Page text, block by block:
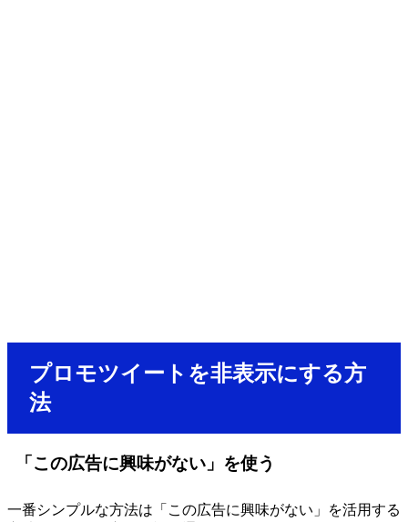
プロモツイートを非表示にする方
法
「この広告に興味がない」を使う
一番シンプルな方法は「この広告に興味がない」を活用する